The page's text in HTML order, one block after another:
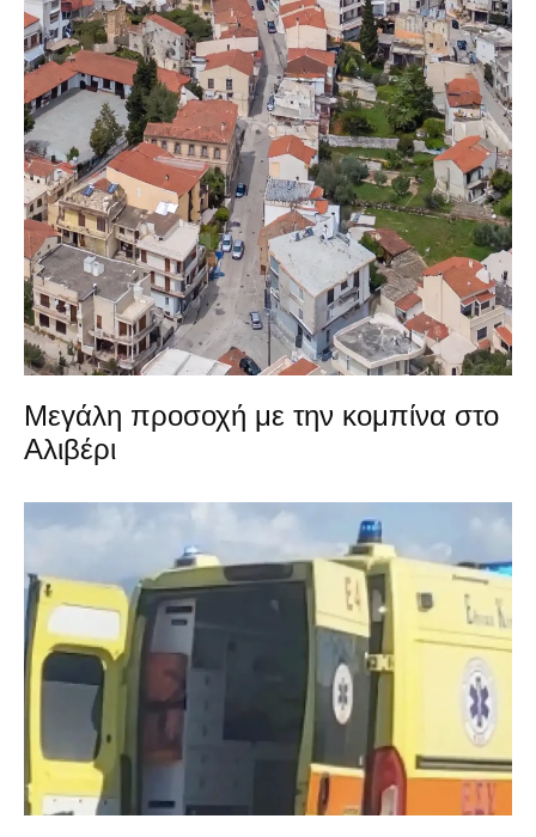
Μεγάλη προσοχή με την κομπίνα στο
Αλιβέρι